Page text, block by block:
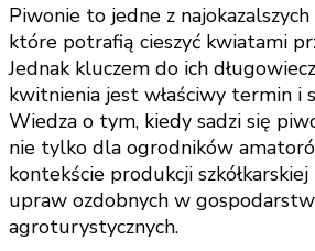
Piwonie to jedne z
które potrafią cieszyć kwiatami
Jednak kluczem do ich
kwitnienia jest właściwy termin i
Wiedza o tym, kiedy sadzi się
nie tylko dla ogrodników
kontekście produkcji
upraw ozdobnych w
agroturystycznych.